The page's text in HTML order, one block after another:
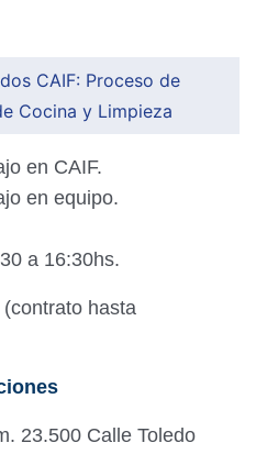
CAIF: Proceso de
Cocina y Limpieza
en CAIF.
en equipo.
a 16:30hs.
hasta
23.500 Calle Toledo